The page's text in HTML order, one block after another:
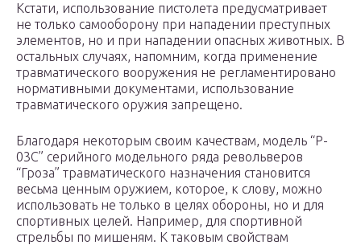
Кстати, использование пистолета предусматривает
не только самооборону при нападении преступных
элементов, но и при нападении опасных животных. В
остальных случаях, напомним, когда применение
травматического вооружения не регламентировано
нормативными документами, использование
травматического оружия запрещено.
Благодаря некоторым своим качествам, модель “P-
03C” серийного модельного ряда револьверов
“Гроза” травматического назначения становится
весьма ценным оружием, которое, к слову, можно
использовать не только в целях обороны, но и для
спортивных целей. Например, для спортивной
стрельбы по мишеням. К таковым свойствам